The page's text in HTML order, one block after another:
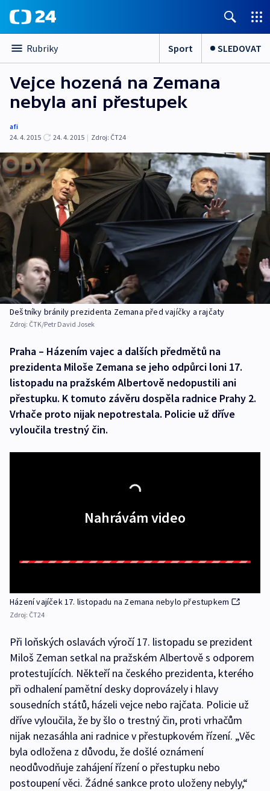
Rubriky Sport SLEDOVAT
Vejce hozená na Zemana
nebyla ani přestupek
afi
24. 4. 2015
24. 4. 2015 | Zdroj: ČT24
Deštníky bránily prezidenta Zemana před vajíčky a rajčaty
Zdroj: ČTK/Petr David Josek
Praha – Házením vajec a dalších předmětů na
prezidenta Miloše Zemana se jeho odpůrci loni 17.
listopadu na pražském Albertově nedopustili ani
přestupku. K tomuto závěru dospěla radnice Prahy 2.
Vrhače proto nijak nepotrestala. Policie už dříve
vyloučila trestný čin.
Nahrávám video
Házení vajíček 17. listopadu na Zemana nebylo přestupkem
Zdroj: ČT24
Při loňských oslavách výročí 17. listopadu se prezident
Miloš Zeman setkal na pražském Albertově s odporem
protestujících. Někteří na českého prezidenta, kterého
při odhalení pamětní desky doprovázely i hlavy
sousedních států, házeli vejce nebo rajčata. Policie už
dříve vyloučila, že by šlo o trestný čin, proti vrhačům
nijak nezasáhla ani radnice v přestupkovém řízení. „Věc
byla odložena z důvodu, že došlé oznámení
neodůvodňuje zahájení řízení o přestupku nebo
postoupení věci. Žádné sankce proto uloženy nebyly,“